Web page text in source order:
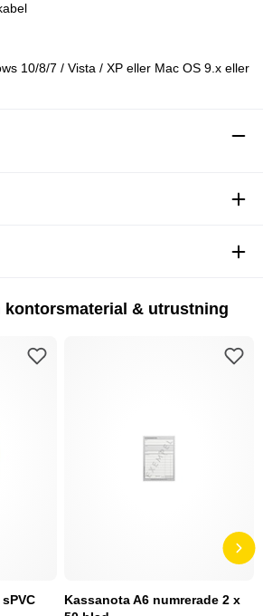
10/8/7 / Vista / XP eller Mac OS 9.x eller
kontorsmaterial & utrustning
Kassanota A6 numrerade 2 x